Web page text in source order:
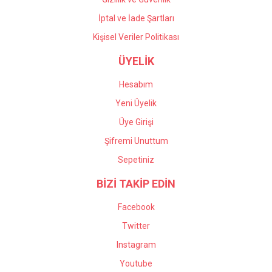
İptal ve İade Şartları
Kişisel Veriler Politikası
ÜYELİK
Hesabım
Yeni Üyelik
Üye Girişi
Şifremi Unuttum
Sepetiniz
BİZİ TAKİP EDİN
Facebook
Twitter
Instagram
Youtube